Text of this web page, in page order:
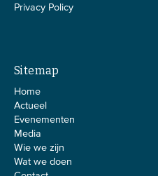
Privacy Policy
Sitemap
Home
Actueel
Evenementen
Media
Wie we zijn
Wat we doen